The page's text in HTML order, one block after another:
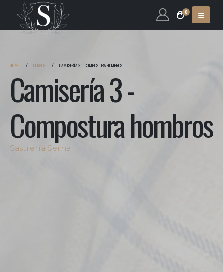
0
HOME CURSOS CAMISERÍA 3 – COMPOSTURA HOMBROS
Camisería 3 -
Compostura hombros
Sastrería Serna